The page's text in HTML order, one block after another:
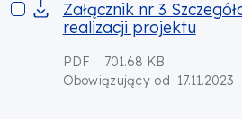
Załącznik nr 3 Szczegółowe
Załącznik nr 3
realizacji projektu
PDF
701.68 KB
Obowiązujący od 17.11.2023